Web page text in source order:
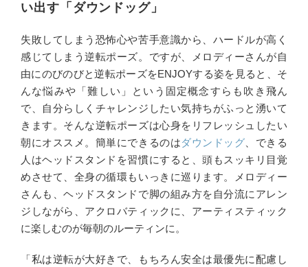
い出す「ダウンドッグ」
失敗してしまう恐怖心や苦手意識から、ハードルが高く
感じてしまう逆転ポーズ。ですが、メロディーさんが自
由にのびのびと逆転ポーズをENJOYする姿を見ると、そ
んな悩みや「難しい」という固定概念すらも吹き飛ん
で、自分らしくチャレンジしたい気持ちがふっと湧いて
きます。そんな逆転ポーズは心身をリフレッシュしたい
朝にオススメ。簡単にできるのはダウンドッグ 、できる
人はヘッドスタンドを習慣にすると、頭もスッキリ目覚
めさせて、全身の循環もいっきに巡ります。メロディー
さんも、ヘッドスタンドで脚の組み方を自分流にアレン
ジしながら、アクロバティックに、アーティスティック
に楽しむのが毎朝のルーティンに。
「私は逆転が大好きで、もちろん安全は最優先に配慮し